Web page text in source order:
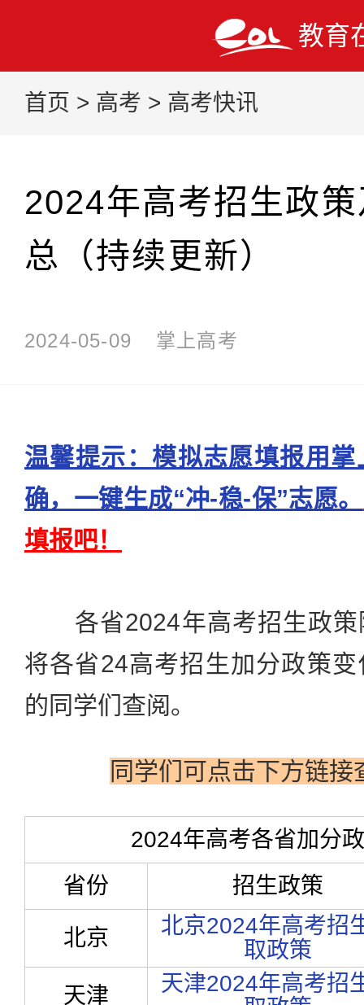
教育
首页 > 高考 > 高考快讯
2024年高考招生政
总（持续更新）
2024-05-09 掌上高考
温馨提示：模拟志愿填报用
确，一键生成“冲-稳-保”志愿。
填报吧！
各省2024年高考招生政策
将各省24高考招生加分政策
的同学们查阅。
同学们可点击下方链接
2024年高考各省加分
省份
招生政策
北京
北京2024年高考招
取政策
天津
天津2024年高考招